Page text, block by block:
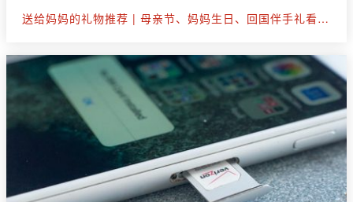
送给妈妈的礼物推荐 | 母亲节、妈妈生日、回国伴手礼看这篇就够了